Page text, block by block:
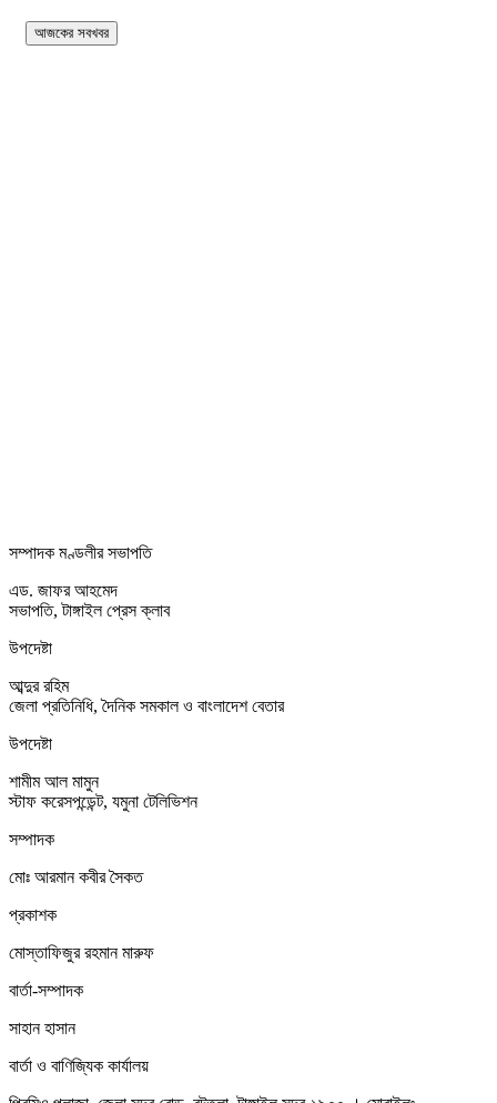
সম্পাদক মণ্ডলীর সভাপতি
এড. জাফর আহমেদ
সভাপতি, টাঙ্গাইল প্রেস ক্লাব
উপদেষ্টা
আব্দুর রহিম
জেলা প্রতিনিধি, দৈনিক সমকাল ও বাংলাদেশ বেতার
উপদেষ্টা
শামীম আল মামুন
স্টাফ করেসপন্ডেন্ট, যমুনা টেলিভিশন
সম্পাদক
মোঃ আরমান কবীর সৈকত
প্রকাশক
মোস্তাফিজুর রহমান মারুফ
বার্তা-সম্পাদক
সাহান হাসান
বার্তা ও বাণিজ্যিক কার্যালয়